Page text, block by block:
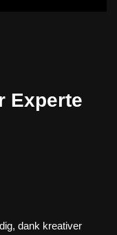
Experte
dank kreativer